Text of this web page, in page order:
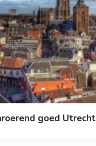
goed Utrecht